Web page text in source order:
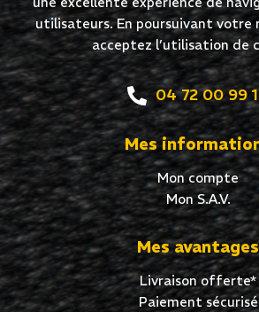
utilisateurs. En poursuivant votre
acceptez l’utilisation de
04 72 00 99
Mes
Mon compte
Mon S.A.V.
Mes avantages
Livraison offerte*
Paiement sécurisé